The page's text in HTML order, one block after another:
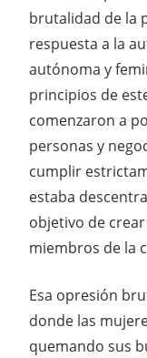
brutalidad de la
respuesta a la
autónoma y
principios de
comenzaron a
personas y
cumplir
estaba
objetivo de
miembros de la
Esa opresión
donde las
quemando sus